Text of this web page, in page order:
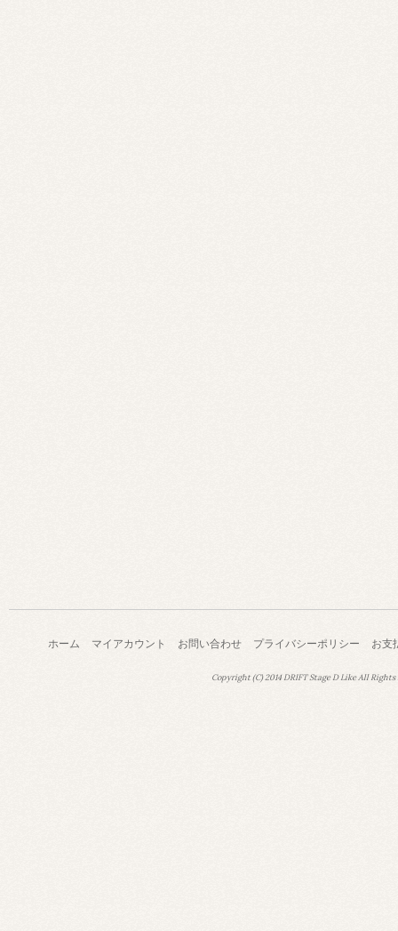
ホーム マイアカウント お問い合わせ プライバシーポリシー お支
Copyright (C) 2014 DRIFT Stage D Like All